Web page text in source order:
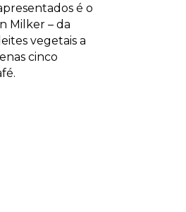
é o
Milker – da
vegetais a
cinco